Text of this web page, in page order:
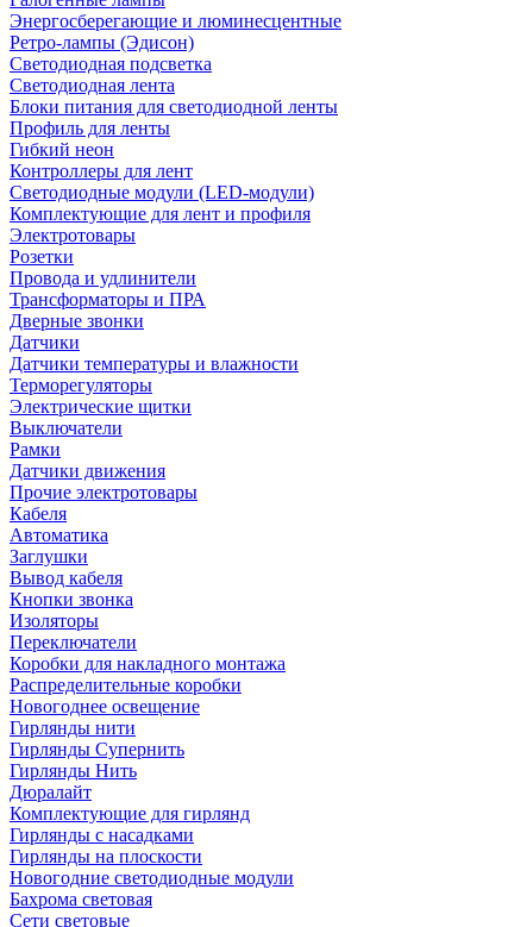
Энергосберегающие и люминесцентные
Ретро-лампы (Эдисон)
Светодиодная подсветка
Светодиодная лента
Блоки питания для светодиодной ленты
Профиль для ленты
Гибкий неон
Контроллеры для лент
Светодиодные модули (LED-модули)
Комплектующие для лент и профиля
Электротовары
Розетки
Провода и удлинители
Трансформаторы и ПРА
Дверные звонки
Датчики
Датчики температуры и влажности
Терморегуляторы
Электрические щитки
Выключатели
Рамки
Датчики движения
Прочие электротовары
Кабеля
Автоматика
Заглушки
Вывод кабеля
Кнопки звонка
Изоляторы
Переключатели
Коробки для накладного монтажа
Распределительные коробки
Новогоднее освещение
Гирлянды нити
Гирлянды Супернить
Гирлянды Нить
Дюралайт
Комплектующие для гирлянд
Гирлянды с насадками
Гирлянды на плоскости
Новогодние светодиодные модули
Бахрома световая
Сети световые